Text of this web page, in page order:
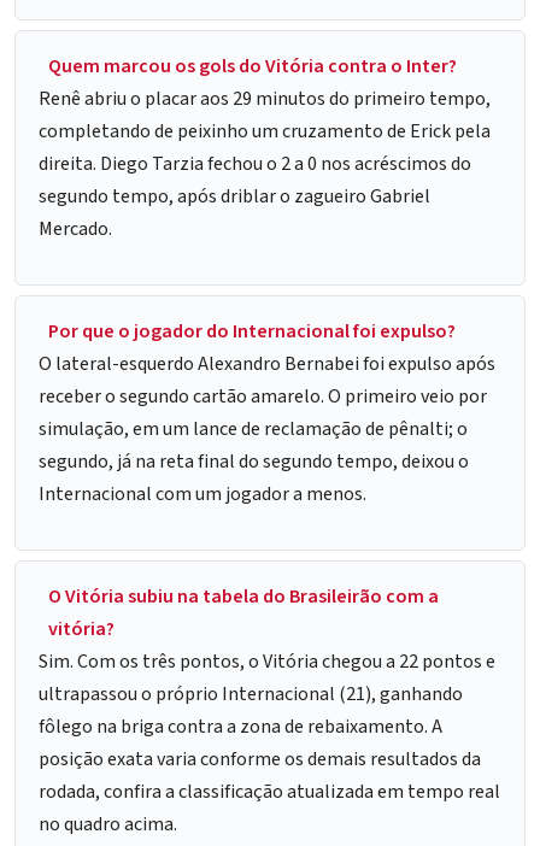
Quem marcou os gols do Vitória contra o Inter?
Renê abriu o placar aos 29 minutos do primeiro tempo,
completando de peixinho um cruzamento de Erick pela
direita. Diego Tarzia fechou o 2 a 0 nos acréscimos do
segundo tempo, após driblar o zagueiro Gabriel
Mercado.
Por que o jogador do Internacional foi expulso?
O lateral-esquerdo Alexandro Bernabei foi expulso após
receber o segundo cartão amarelo. O primeiro veio por
simulação, em um lance de reclamação de pênalti; o
segundo, já na reta final do segundo tempo, deixou o
Internacional com um jogador a menos.
O Vitória subiu na tabela do Brasileirão com a
vitória?
Sim. Com os três pontos, o Vitória chegou a 22 pontos e
ultrapassou o próprio Internacional (21), ganhando
fôlego na briga contra a zona de rebaixamento. A
posição exata varia conforme os demais resultados da
rodada, confira a classificação atualizada em tempo real
no quadro acima.